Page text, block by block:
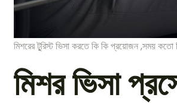
মিশরের টু্রিস্ট ভিসা করতে কি কি প্রয়োজন ,সময়
মিশর ভিসা